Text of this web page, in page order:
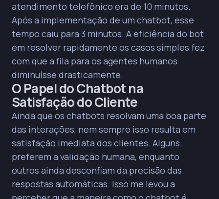
atendimento telefônico era de 10 minutos.
Após a implementação de um chatbot, esse
tempo caiu para 3 minutos. A eficiência do bot
em resolver rapidamente os casos simples fez
com que a fila para os agentes humanos
diminuísse drasticamente.
O Papel do Chatbot na
Satisfação do Cliente
Ainda que os chatbots resolvam uma boa parte
das interações, nem sempre isso resulta em
satisfação imediata dos clientes. Alguns
preferem a validação humana, enquanto
outros ainda desconfiam da precisão das
respostas automáticas. Isso me levou a